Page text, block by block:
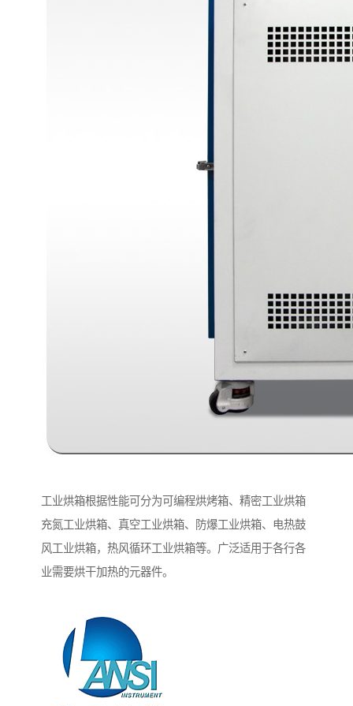
工业烘箱根据性能可分为可编程烘烤箱、精密工业烘箱
充氮工业烘箱、真空工业烘箱、防爆工业烘箱、电热鼓
风工业烘箱，热风循环工业烘箱等。广泛适用于各行各
业需要烘干加热的元器件。